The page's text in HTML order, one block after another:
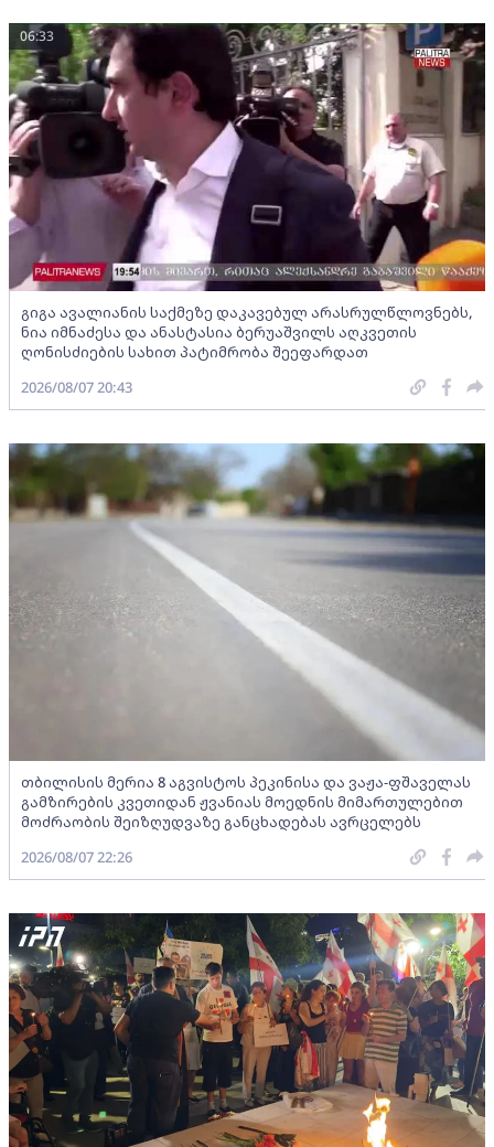
გიგა ავალიანის საქმეზე დაკავებულ არასრულწლოვნებს,
ნია იმნაძესა და ანასტასია ბერუაშვილს აღკვეთის
ღონისძიების სახით პატიმრობა შეეფარდათ
06:33
2026/08/07 20:43
თბილისის მერია 8 აგვისტოს პეკინისა და ვაჟა-ფშაველას
გამზირების კვეთიდან ჟვანიას მოედნის მიმართულებით
მოძრაობის შეიზღუდვაზე განცხადებას ავრცელებს
2026/08/07 22:26